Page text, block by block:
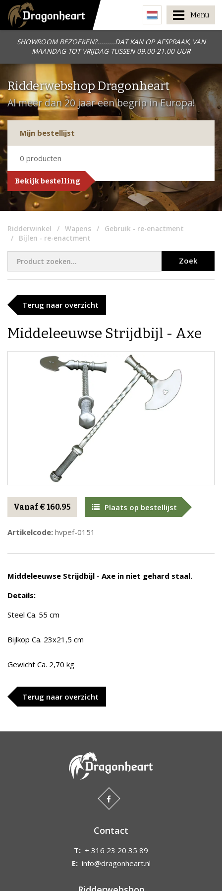
SHOWROOM BEZOEKEN?.........DAT KAN OP AFSPRAAK, VAN
MAANDAG TOT VRIJDAG TUSSEN 09.00-21.00 UUR
Menu
Ridderwebshop Dragonheart
Al meer dan 20 jaar een begrip in Europa!
Mijn bestellijst
0 producten
Bekijk bestelling
Ridderwinkel Wapens
Gebruik - re-enactment
Bijlen - re-enactment
Zoek
Terug naar overzicht
Middeleeuwse Strijdbijl - Axe
Vanaf € 160.95 Plaats op bestellijst
Artikelcode: hvpef-0151
Middeleeuwse Strijdbijl - Axe in niet gehard staal.
Details:
Steel Ca. 55 cm
Bijlkop Ca. 23x21,5 cm
Gewicht Ca. 2,70 kg
Terug naar overzicht
Contact
T: + 316 23 20 35 89
E: info@dragonheart.nl